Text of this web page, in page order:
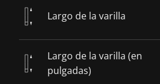
Largo de la varilla
Largo de la varilla (en
pulgadas)